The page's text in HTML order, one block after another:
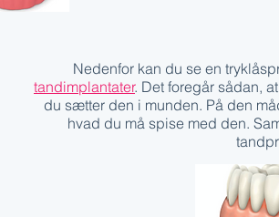
Nedenfor kan du se en
tandimplantater. Det foregår sådan,
du sætter den i munden. På den
hvad du må spise med den.